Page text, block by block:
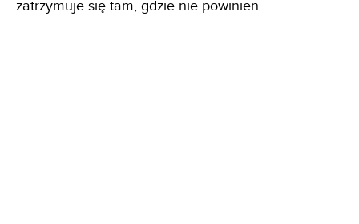
zatrzymuje się tam, gdzie nie powinien.